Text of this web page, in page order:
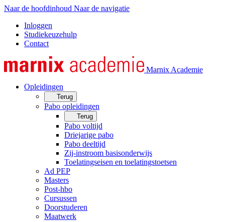
Naar de hoofdinhoud Naar de navigatie
Inloggen
Studiekeuzehulp
Contact
Marnix Academie
Opleidingen
Terug
Pabo opleidingen
Terug
Pabo voltijd
Driejarige pabo
Pabo deeltijd
Zij-instroom basisonderwijs
Toelatingseisen en toelatingstoetsen
Ad PEP
Masters
Post-hbo
Cursussen
Doorstuderen
Maatwerk